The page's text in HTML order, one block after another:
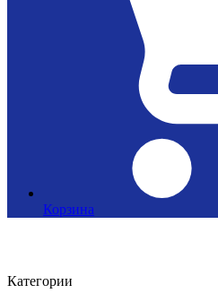
Корзина
Категории